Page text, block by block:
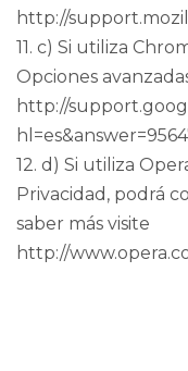
http://
11. c) Si utiliza
Opciones
http://
12. d) Si utiliza
Privacidad, podrá
saber más visite
http://